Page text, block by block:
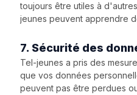
toujours être utiles à
jeunes peuvent apprendre
7. Sécurité des
Tel-jeunes a pris des
que vos données
peuvent pas être perdues